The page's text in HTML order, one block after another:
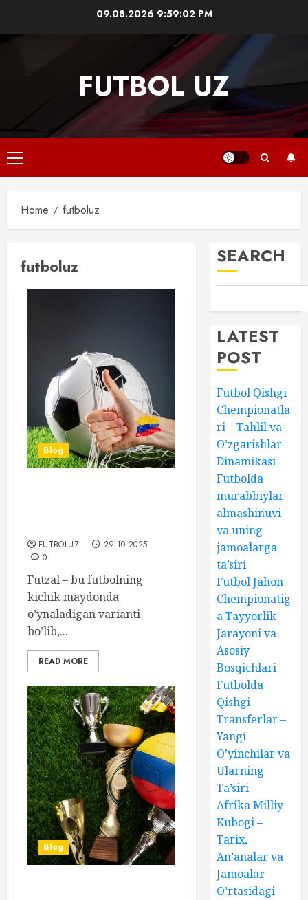
09.08.2026 9:59:02 PM
FUTBOL UZ
Primary
Menu
Home futboluz
futboluz
Blog
FUTBOLUZ
29.10.2025
0
Futzal – bu futbolning
kichik maydonda
o’ynaladigan varianti
bo’lib,...
READ MORE
Blog
SEARCH
LATEST
POST
Futbol Qishgi
Chempionatla
ri – Tahlil va
O’zgarishlar
Dinamikasi
Futbolda
murabbiylar
almashinuvi
va uning
jamoalarga
ta’siri
Futbol Jahon
Chempionatig
a Tayyorlik
Jarayoni va
Asosiy
Bosqichlari
Futbolda
Qishgi
Transferlar –
Yangi
O’yinchilar va
Ularning
Ta’siri
Afrika Milliy
Kubogi –
Tarix,
An’analar va
Jamoalar
O’rtasidagi